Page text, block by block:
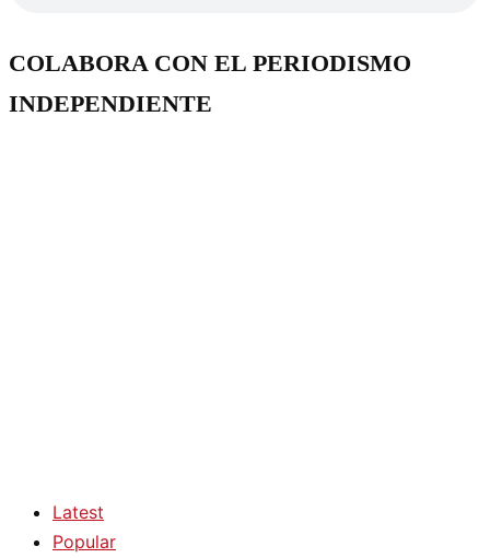
COLABORA CON EL PERIODISMO
INDEPENDIENTE
Latest
Popular